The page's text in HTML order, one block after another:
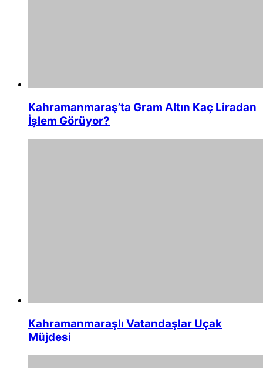
Kahramanmaraş’ta Gram Altın Kaç Liradan
İşlem Görüyor?
Kahramanmaraşlı Vatandaşlar Uçak
Müjdesi